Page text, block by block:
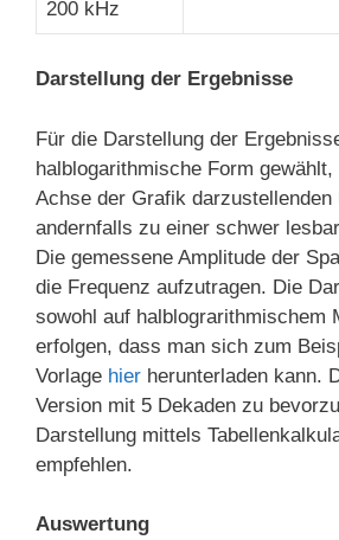
200 kHz
Darstellung der Ergebnisse
Für die Darstellung der
halblogarithmische Form
Achse der Grafik darzustellenden
andernfalls zu einer schwer
Die gemessene Amplitude der
die Frequenz aufzutragen. Die
sowohl auf halblograrithmischem
erfolgen, dass man sich zum
Vorlage hier herunterladen kann.
Version mit 5 Dekaden zu
Darstellung mittels
empfehlen.
Auswertung